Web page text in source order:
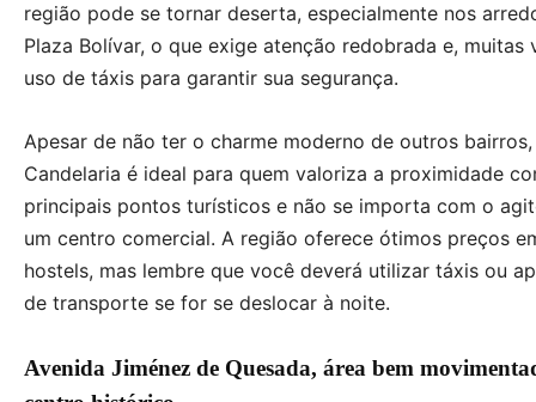
região pode se tornar deserta, especialmente nos
Plaza Bolívar, o que exige atenção redobrada e, muitas
uso de táxis para garantir sua segurança.
Apesar de não ter o charme moderno de outros bairros,
Candelaria é ideal para quem valoriza a proximidade
principais pontos turísticos e não se importa com o
um centro comercial. A região oferece ótimos preços
hostels, mas lembre que você deverá utilizar táxis ou
de transporte se for se deslocar à noite.
Avenida Jiménez de Quesada, área bem